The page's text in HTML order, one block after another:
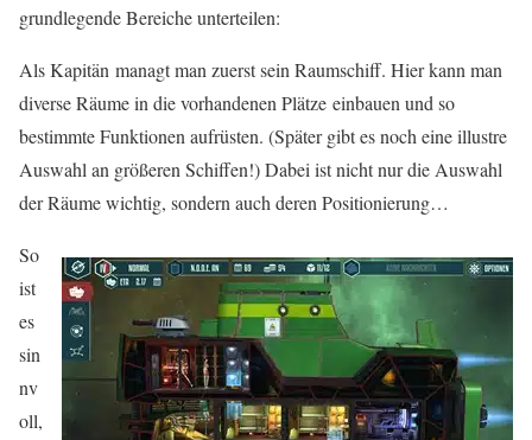
grundlegende Bereiche unterteilen:
Als Kapitän managt man zuerst sein Raumschiff. Hier kann man
diverse Räume in die vorhandenen Plätze einbauen und so
bestimmte Funktionen aufrüsten. (Später gibt es noch eine illustre
Auswahl an größeren Schiffen!) Dabei ist nicht nur die Auswahl
der Räume wichtig, sondern auch deren Positionierung…
So
ist
es
sin
nv
oll,